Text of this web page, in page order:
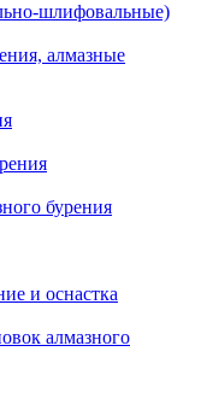
шлифовальные)
алмазные
бурения
и оснастка
алмазного